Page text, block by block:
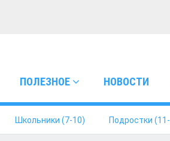
ПОЛЕЗНОЕ НОВОСТИ
Школьники (7-10) Подростки